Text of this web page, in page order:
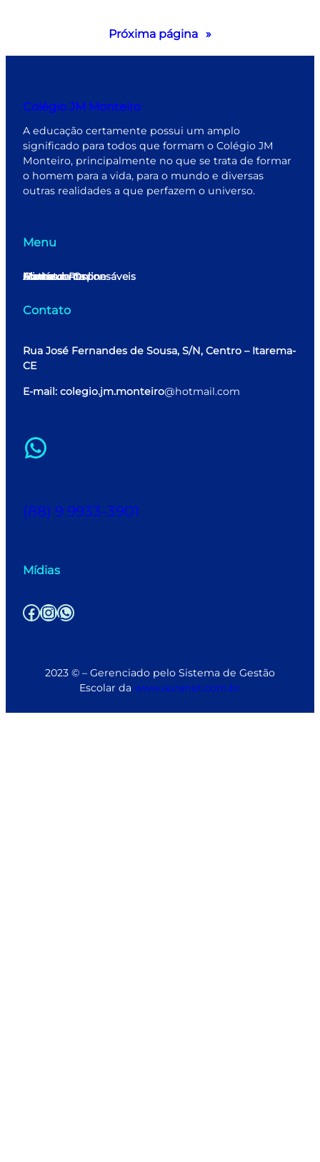
Próxima página »
Colégio JM Monteiro
A educação certamente possui um amplo
significado para todos que formam o Colégio JM
Monteiro, principalmente no que se trata de formar
o homem para a vida, para o mundo e diversas
outras realidades a que perfazem o universo.
Menu
Home
Minha conta
Matrícula Online
Alunos e Responsáveis
Contato
Contato
Rua José Fernandes de Sousa, S/N, Centro – Itarema-
CE
E-mail: colegio.jm.monteiro@hotmail.com
WhatsApp
(88) 9 9933-3901
Mídias
Facebook InstagramWhatsApp
2023 © – Gerenciado pelo Sistema de Gestão
Escolar da www.auranet.com.br